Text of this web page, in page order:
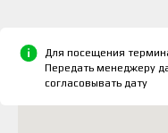
Для посещения
Передать менеджеру
согласовывать дату